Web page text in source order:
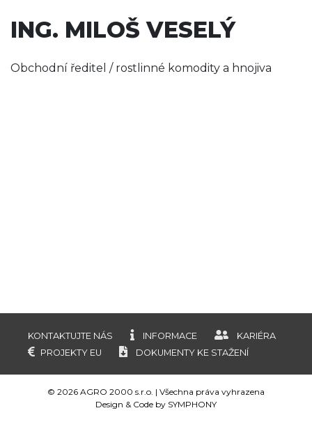
ING. MILOŠ VESELÝ
Obchodní ředitel / rostlinné komodity a hnojiva
KONTAKTUJTE NÁS INFORMACE
KARIÉRA
PROJEKTY EU
DOKUMENTY KE STAŽENÍ
© 2026 AGRO 2000 s.r.o. | Všechna práva vyhrazena
Design & Code by SYMPHONY